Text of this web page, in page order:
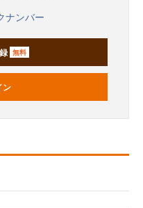
ナンバー
無料
ン